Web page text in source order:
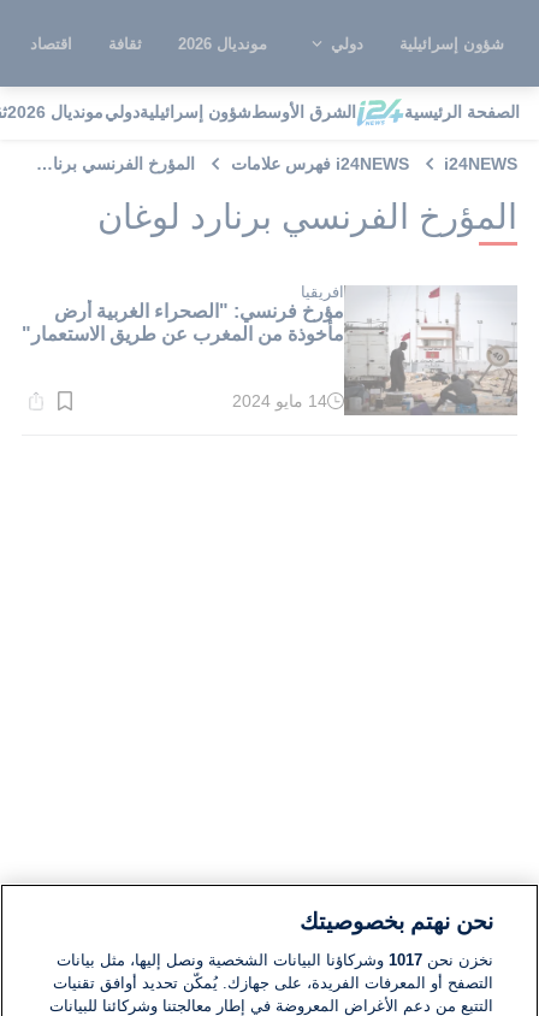
شؤون إسرائيلية دولي مونديال 2026 ثقافة اقتصاد
الصفحة الرئيسية الشرق الأوسطشؤون إسرائيليةدوليمونديال 2026
i24NEWS i24NEWS فهرس علامات المؤرخ الفرنسي برنارد لوغان
المؤرخ الفرنسي برنارد لوغان
افريقيا
مؤرخ فرنسي: "الصحراء الغربية أرض
مأخوذة من المغرب عن طريق الاستعمار"
وقت
14 مايو 2024
نحن نهتم بخصوصيتك
نخزن نحن1017 وشركاؤنا البيانات الشخصية ونصل إليها، مثل بيانات
التصفح أو المعرفات الفريدة، على جهازك. يُمكّن تحديد أوافق تقنيات
التتبع من دعم الأغراض المعروضة في إطار معالجتنا وشركائنا للبيانات